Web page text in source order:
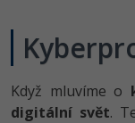
Blender
Když mluvíme o
digitální svět.